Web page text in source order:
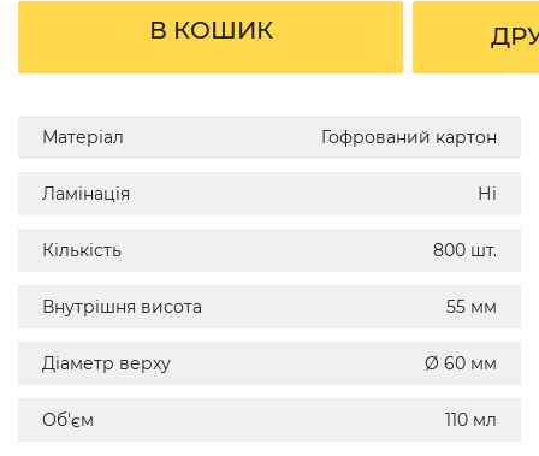
В КОШИК
Матеріал Гофрований картон
Ламінація Ні
Кількість 800 шт.
Внутрішня висота 55 мм
Діаметр верху Ø 60 мм
Об'єм 110 мл